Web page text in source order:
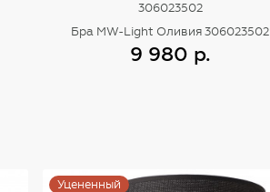
306023502
Бра MW-Light Оливия 306023502
9 980 р.
Уцененный